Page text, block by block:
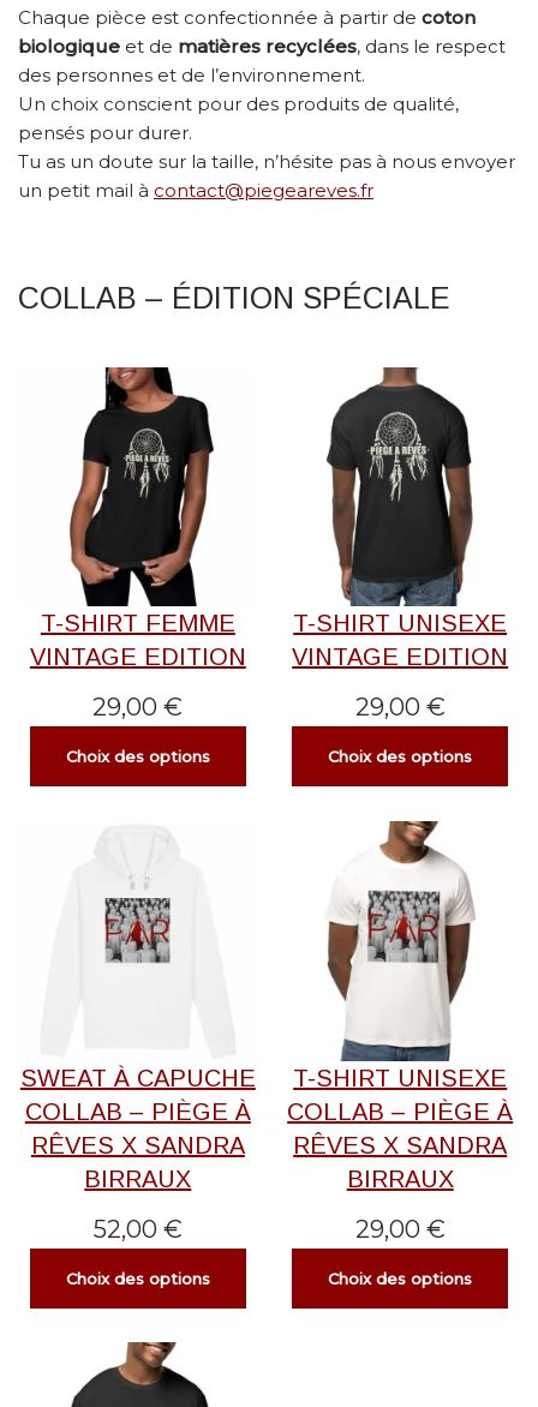
Chaque pièce est confectionnée à partir de coton
biologique et de matières recyclées, dans le respect
des personnes et de l’environnement.
Un choix conscient pour des produits de qualité,
pensés pour durer.
Tu as un doute sur la taille, n’hésite pas à nous envoyer
un petit mail à contact@piegeareves.fr
COLLAB – ÉDITION SPÉCIALE
T-SHIRT FEMME
VINTAGE EDITION
29,00€
Choix des options
T-SHIRT UNISEXE
VINTAGE EDITION
29,00 €
Choix des options
SWEAT À CAPUCHE
COLLAB – PIÈGE À
RÊVES X SANDRA
BIRRAUX
52,00 €
Choix des options
T-SHIRT UNISEXE
COLLAB – PIÈGE À
RÊVES X SANDRA
BIRRAUX
29,00 €
Choix des options